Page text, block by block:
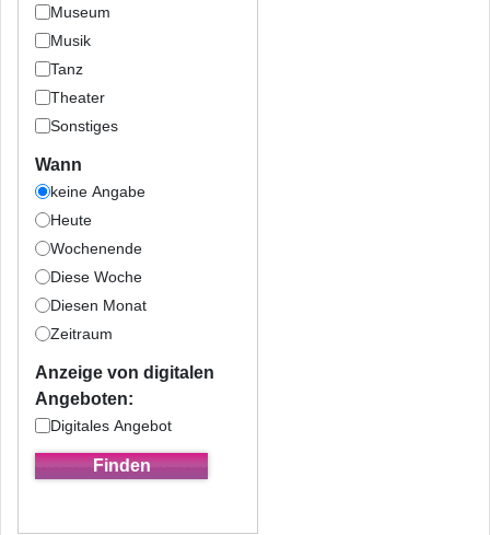
Museum
Musik
Tanz
Theater
Sonstiges
Wann
keine Angabe
Heute
Wochenende
Diese Woche
Diesen Monat
Zeitraum
Anzeige von digitalen
Angeboten:
Digitales Angebot